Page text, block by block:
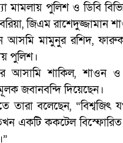
মামলায় পুলিশ ও ডিবি
জিএম রাশেদুজ্জামান
মামুনুর রশিদ, ফারুক
পুলিশ।
আসামি শাকিল, শাওন ও
জবানবন্দি দিয়েছেন।
তারা বলেছেন, “বিশ্বজিৎ
একটি ককটেল বিস্ফোরিত